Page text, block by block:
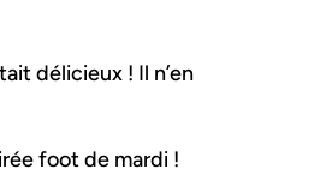
délicieux ! Il n’en
foot de mardi !